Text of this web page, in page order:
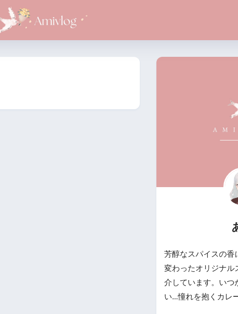
芳醇なスパイスの香
変わったオリジナル
介しています。いつ
い...憧れを抱くカレ